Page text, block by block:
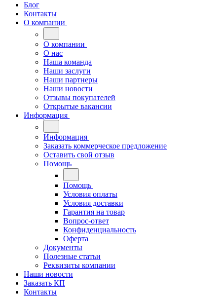
Блог
Контакты
О компании
О компании
О нас
Наша команда
Наши заслуги
Наши партнеры
Наши новости
Отзывы покупателей
Открытые вакансии
Информация
Информация
Заказать коммерческое предложение
Оставить свой отзыв
Помощь
Помощь
Условия оплаты
Условия доставки
Гарантия на товар
Вопрос-ответ
Конфиденциальность
Оферта
Документы
Полезные статьи
Реквизиты компании
Наши новости
Заказать КП
Контакты